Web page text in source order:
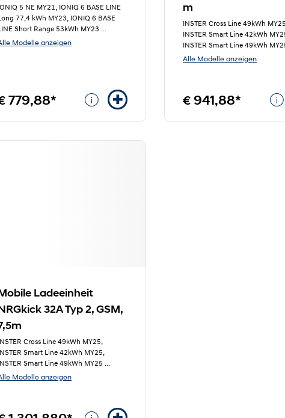
IONIQ 5 NE MY21, IONIQ 6 BASE LINE
77,4 kWh MY23, IONIQ 6 BASE
Short Range 53kWh MY23 ...
Modelle anzeigen
779,88*
m
INSTER Cross Line 49kWh
INSTER Smart Line 42kWh
INSTER Smart Line 49kWh
Alle Modelle anzeigen
€ 941,88*
Ladeeinheit
32A Typ 2, GSM,
INSTER Cross Line 49kWh MY25,
INSTER Smart Line 42kWh MY25,
INSTER Smart Line 49kWh MY25 ...
Modelle anzeigen